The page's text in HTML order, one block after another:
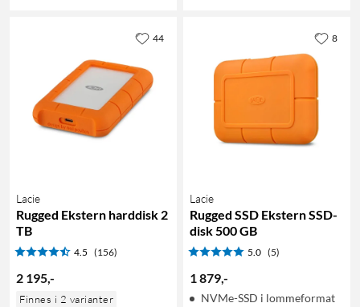
Lacie
Rugged Ekstern harddisk 2
TB
4.5 (156)
2 195,-
Finnes i 2 varianter
44
Lacie
Rugged SSD Ekstern SSD-
disk 500 GB
5.0 (5)
1 879,-
NVMe-SSD i lommeformat
8